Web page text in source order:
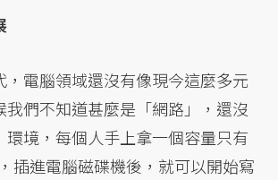
，電腦領域還沒有像現今這麼多元
我們不知道甚麼是「網路」，還沒
環境，每個人手上拿一個容量只有
插進電腦磁碟機後，就可以開始寫